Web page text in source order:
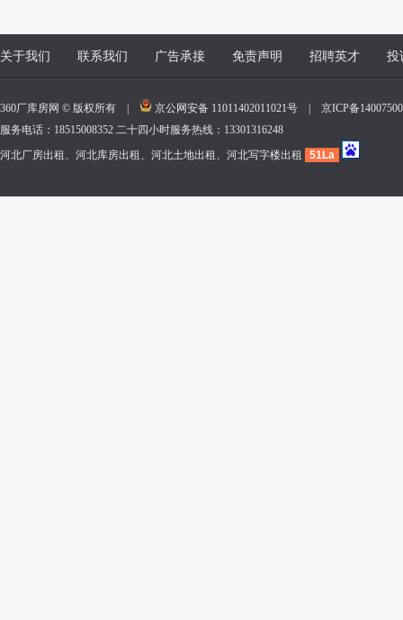
关于我们 联系我们 广告承接 免责声明 招聘英才 投
360厂库房网 © 版权所有 | 京公网安备 11011402011021号
京ICP备
服务电话：18515008352 二十四小时服务热线：13301316248
河北厂房出租、河北库房出租、河北土地出租、河北写字楼出租
51La